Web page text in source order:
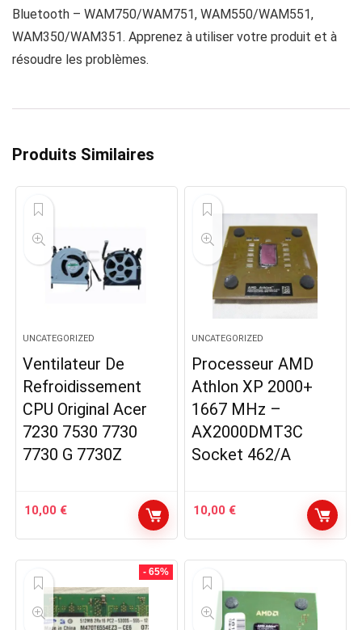
Bluetooth – WAM750/WAM751, WAM550/WAM551,
WAM350/WAM351. Apprenez à utiliser votre produit et à
résoudre les problèmes.
Produits Similaires
UNCATEGORIZED
Ventilateur De
Refroidissement
CPU Original Acer
7230 7530 7730
7730 G 7730Z
10,00 €
UNCATEGORIZED
Processeur AMD
Athlon XP 2000+
1667 MHz –
AX2000DMT3C
Socket 462/A
10,00 €
- 65%